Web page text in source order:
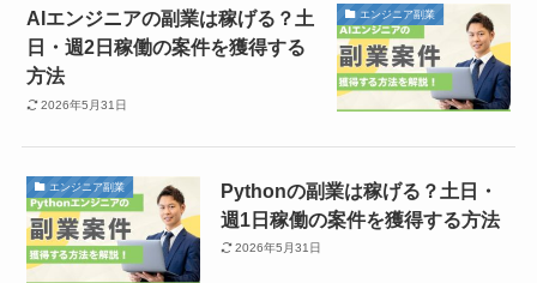
エンジニア副業
AIエンジニアの副業は稼げる？土
日・週2日稼働の案件を獲得する
方法
2026年5月31日
エンジニア副業
Pythonの副業は稼げる？土日・
週1日稼働の案件を獲得する方法
2026年5月31日